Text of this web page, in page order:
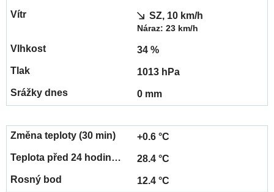
SZ, 10 km/h
Náraz: 23 km/h
34 %
1013 hPa
0 mm
+0.6 °C
28.4 °C
12.4 °C